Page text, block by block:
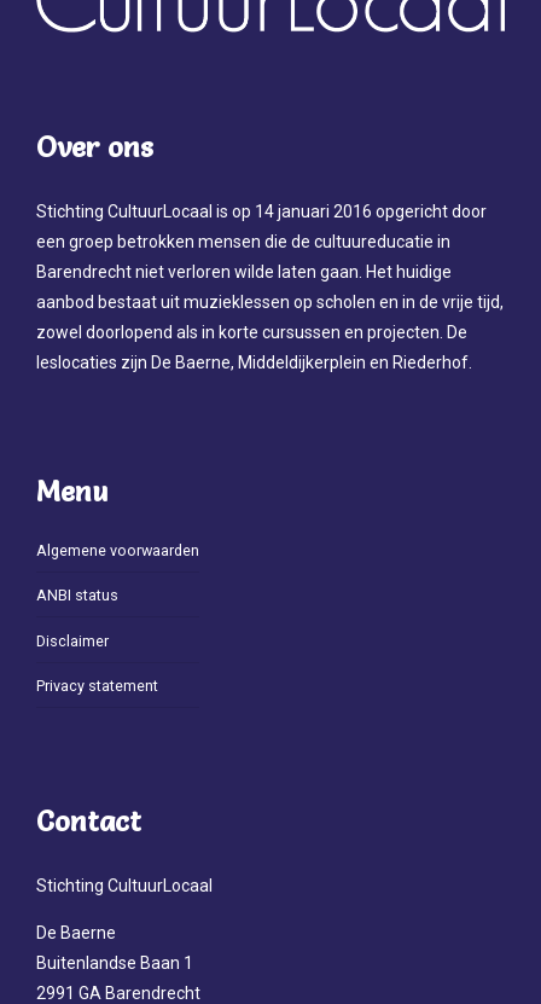
Over ons
Stichting CultuurLocaal is op 14 januari 2016 opgericht door
een groep betrokken mensen die de cultuureducatie in
Barendrecht niet verloren wilde laten gaan. Het huidige
aanbod bestaat uit muzieklessen op scholen en in de vrije tijd,
zowel doorlopend als in korte cursussen en projecten. De
leslocaties zijn De Baerne, Middeldijkerplein en Riederhof.
Menu
Algemene voorwaarden
ANBI status
Disclaimer
Privacy statement
Contact
Stichting CultuurLocaal
De Baerne
Buitenlandse Baan 1
2991 GA Barendrecht